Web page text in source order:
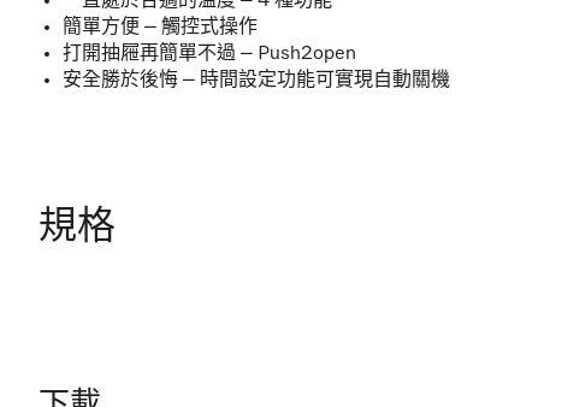
簡單方便 – 觸控式操作
打開抽屜再簡單不過 – Push2open
安全勝於後悔 – 時間設定功能 可實現自動關機
規格